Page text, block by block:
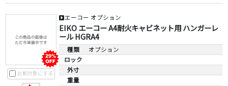
比較対象にする
エーコー オプション
EIKO エーコー A4耐火キャビネット用 ハンガーレ
ール HGRA4
種類
オプション
ロック
外寸
重量